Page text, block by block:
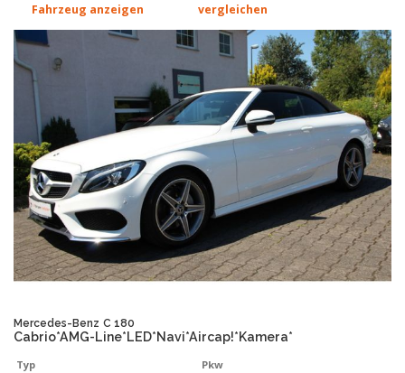
Fahrzeug anzeigen
vergleichen
Mercedes-Benz C 180
Cabrio*AMG-Line*LED*Navi*Aircap!*Kamera*
Typ
Pkw